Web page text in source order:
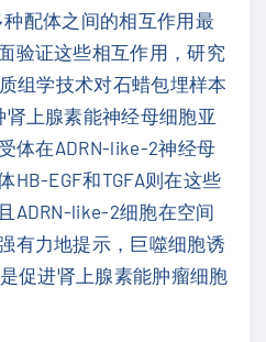
种配体之间的相互作用最
验证这些相互作用，研究
组学技术对石蜡包埋样本
上腺素能神经母细胞亚
体在ADRN-like-2神经母
HB-EGF和TGFA则在这些
ADRN-like-2细胞在空间
有力地提示，巨噬细胞诱
促进肾上腺素能肿瘤细胞